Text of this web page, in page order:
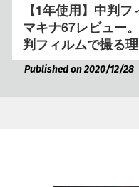
【1年使用】中判
マキナ67レビュー
判フィルムで撮る
Published on 2020/12/28